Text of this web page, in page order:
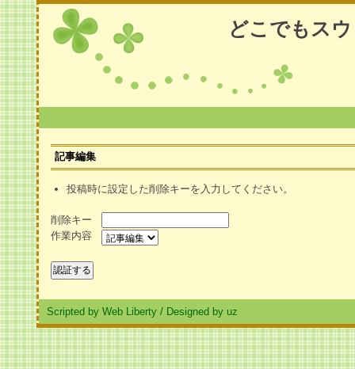
どこでもス
記事編集
投稿時に設定した削除キーを入力してください。
削除キー
作業内容
Scripted by Web Liberty / Designed by uz